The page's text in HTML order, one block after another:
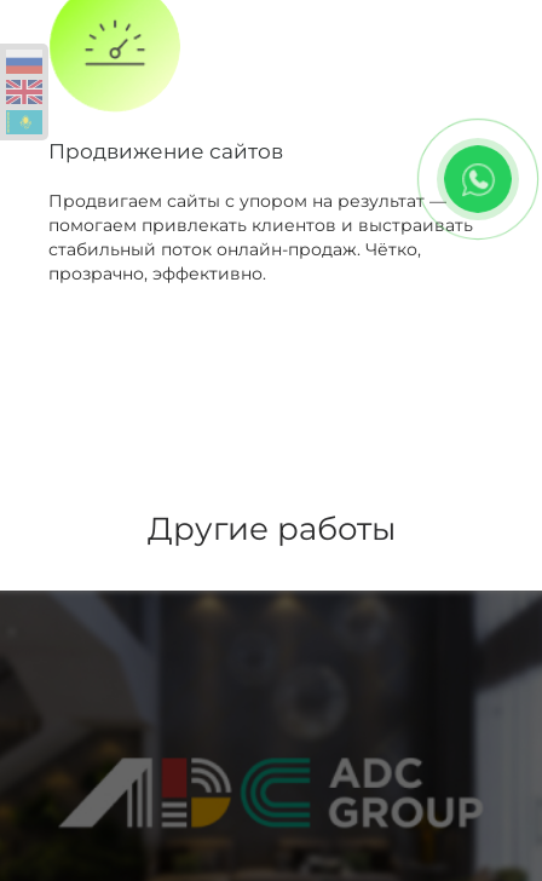
Продвижение сайтов
Продвигаем сайты с упором на результат —
помогаем привлекать клиентов и выстраивать
стабильный поток онлайн-продаж. Чётко,
прозрачно, эффективно.
Другие работы